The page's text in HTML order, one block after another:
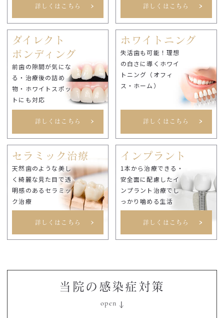
詳しくはこちら 詳しくはこちら
ダイレクト
ボンディング
前歯の隙間が気にな
る・治療後の詰め
物・ホワイトスポッ
トにも対応
詳しくはこちら
ホワイトニング
失活歯も可能！理想
の白さに導くホワイ
トニング（オフィ
ス・ホーム）
詳しくはこちら
セラミック治療
天然歯のような美し
く綺麗な見た目で透
明感のあるセラミッ
ク治療
詳しくはこちら
インプラント
1本から治療できる・
安全面に配慮したイ
ンプラント治療でし
っかり噛める生活
詳しくはこちら
当院の感染症対策